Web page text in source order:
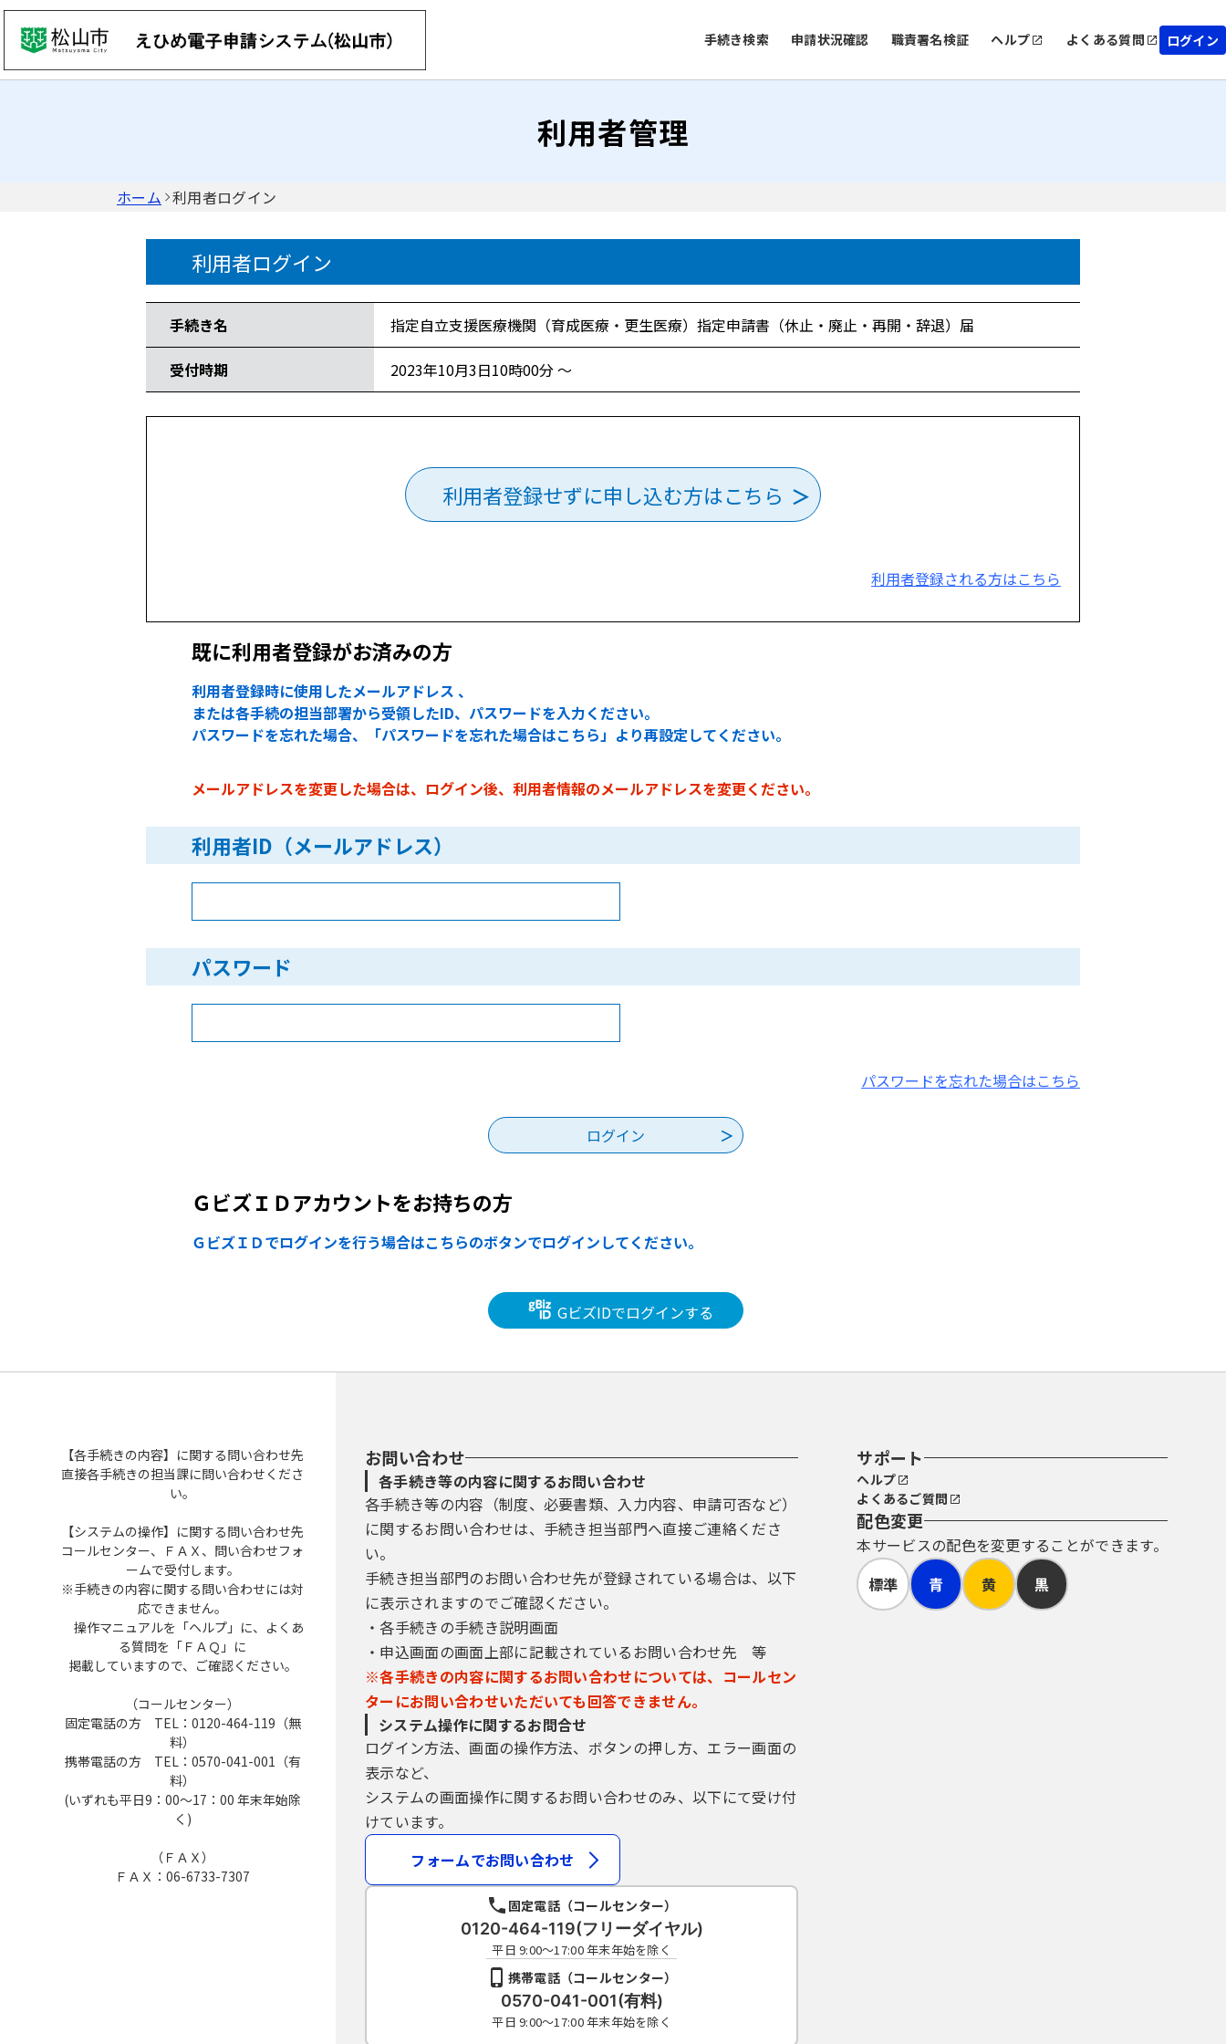
手続き検索 申請状況確認 職責署名検証 ヘルプ よくある質問 ログイン
利用者管理
ホーム 利用者ログイン
利用者ログイン
手続き名 指定自立支援医療機関（育成医療・更生医療）指定申請書（休止・廃止・再開・辞退）届
受付時期 2023年10月3日10時00分 ～
利用者登録せずに申し込む方はこちら
利用者登録される方はこちら
既に利用者登録がお済みの方
利用者登録時に使用したメールアドレス 、
または各手続の担当部署から受領したID、パスワードを入力ください。
パスワードを忘れた場合、「パスワードを忘れた場合はこちら」より再設定してください。
メールアドレスを変更した場合は、ログイン後、利用者情報のメールアドレスを変更ください。
利用者ID（メールアドレス）
パスワード
パスワードを忘れた場合はこちら
ＧビズＩＤアカウントをお持ちの方
ＧビズＩＤでログインを行う場合はこちらのボタンでログインしてください。
GビズIDでログインする
【各手続きの内容】に関する問い合わせ先
直接各手続きの担当課に問い合わせくださ
い。
【システムの操作】に関する問い合わせ先
コールセンター、ＦＡＸ、問い合わせフォ
ームで受付します。
※手続きの内容に関する問い合わせには対
応できません。
操作マニュアルを「ヘルプ」に、よくあ
る質問を「ＦＡＱ」に
掲載していますので、ご確認ください。
（コールセンター）
固定電話の方 TEL：0120-464-119（無
料）
携帯電話の方 TEL：0570-041-001（有
料）
(いずれも平日9：00～17：00 年末年始除
く)
（ＦＡＸ）
ＦＡＸ：06-6733-7307
お問い合わせ
各手続き等の内容に関するお問い合わせ
各手続き等の内容（制度、必要書類、入力内容、申請可否など）
に関するお問い合わせは、手続き担当部門へ直接ご連絡くださ
い。
手続き担当部門のお問い合わせ先が登録されている場合は、以下
に表示されますのでご確認ください。
・各手続きの手続き説明画面
・申込画面の画面上部に記載されているお問い合わせ先 等
※各手続きの内容に関するお問い合わせについては、コールセン
ターにお問い合わせいただいても回答できません。
システム操作に関するお問合せ
ログイン方法、画面の操作方法、ボタンの押し方、エラー画面の
表示など、
システムの画面操作に関するお問い合わせのみ、以下にて受け付
けています。
フォームでお問い合わせ
固定電話（コールセンター）
0120-464-119(フリーダイヤル)
平日 9:00～17:00 年末年始を除く
携帯電話（コールセンター）
0570-041-001(有料)
平日 9:00～17:00 年末年始を除く
サポート
ヘルプ
よくあるご質問
配色変更
本サービスの配色を変更することができます。
標準
青 黄 黒